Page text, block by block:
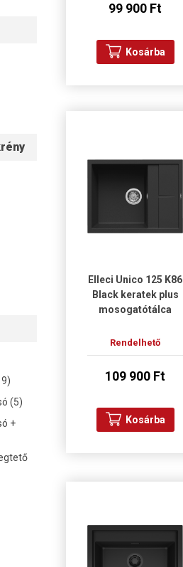
(5)
+
99 900 Ft
Kosárba
Elleci Unico 125 K86
Black keratek plus
mosogatótálca
Rendelhető
109 900 Ft
Kosárba